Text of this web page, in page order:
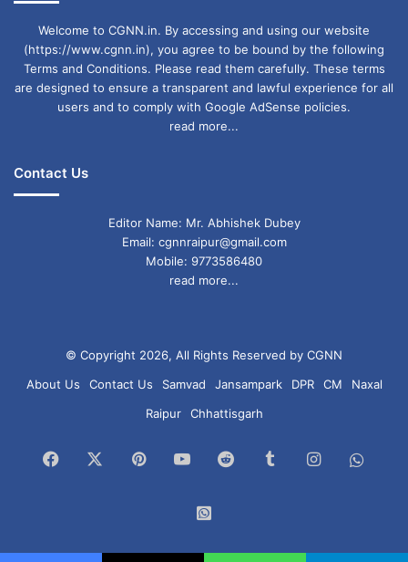
Welcome to CGNN.in. By accessing and using our website
(https://www.cgnn.in), you agree to be bound by the following
Terms and Conditions. Please read them carefully. These terms
are designed to ensure a transparent and lawful experience for all
users and to comply with Google AdSense policies.
read more...
Contact Us
Editor Name: Mr. Abhishek Dubey
Email: cgnnraipur@gmail.com
Mobile: 9773586480
read more...
© Copyright 2026, All Rights Reserved by CGNN
About Us
Contact Us Samvad Jansampark DPR CM
Naxal
Raipur
Chhattisgarh
Facebook PinterestYouTubeReddit TumblrInstagram
Group